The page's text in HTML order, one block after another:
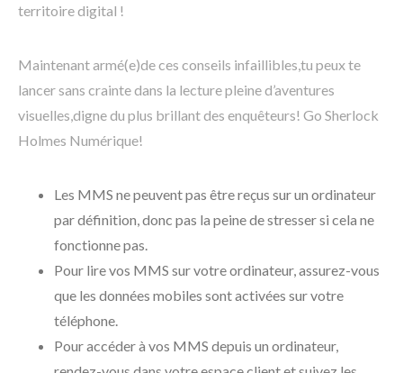
territoire digital !
Maintenant armé(e)de ces conseils infaillibles,tu peux te
lancer sans crainte dans la lecture pleine d’aventures
visuelles,digne du plus brillant des enquêteurs! Go Sherlock
Holmes Numérique!
Les MMS ne peuvent pas être reçus sur un ordinateur
par définition, donc pas la peine de stresser si cela ne
fonctionne pas.
Pour lire vos MMS sur votre ordinateur, assurez-vous
que les données mobiles sont activées sur votre
téléphone.
Pour accéder à vos MMS depuis un ordinateur,